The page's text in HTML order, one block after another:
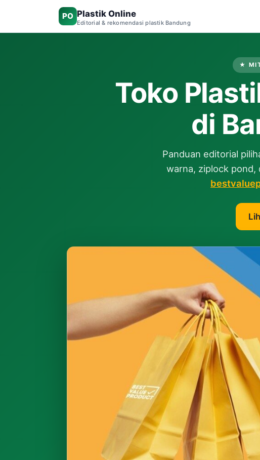
PO Plastik Online
Editorial & rekomendasi plastik Bandung
★
Toko
di
Panduan editorial
warna, ziplock pond,